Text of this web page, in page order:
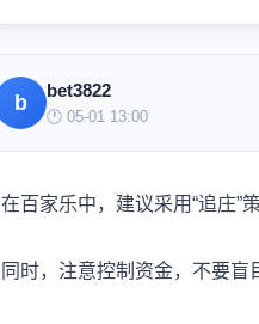
b
bet3822
🕐 05-01 13:00
在百家乐中，建议采用“追庄”
同时，注意控制资金，不要盲